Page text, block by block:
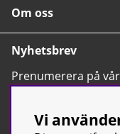
Om oss
Nyhetsbrev
Prenumerera på
tips, nyheter och
Vi